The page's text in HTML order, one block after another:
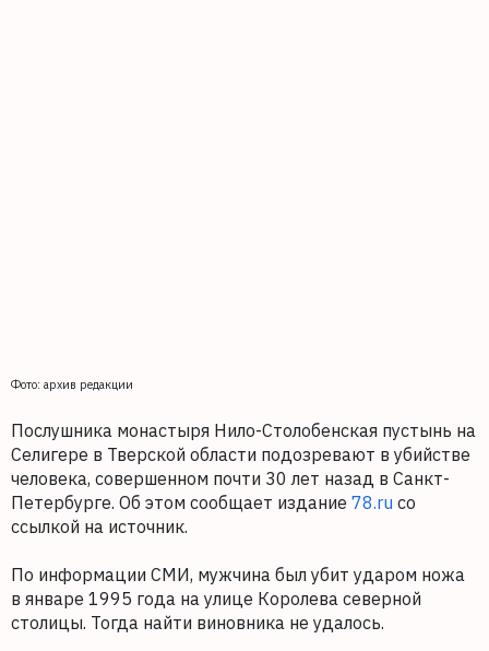
Фото: архив редакции
Послушника монастыря Нило-Столобенская пустынь на
Селигере в Тверской области подозревают в убийстве
человека, совершенном почти 30 лет назад в Санкт-
Петербурге. Об этом сообщает издание 78.ru со
ссылкой на источник.
По информации СМИ, мужчина был убит ударом ножа
в январе 1995 года на улице Королева северной
столицы. Тогда найти виновника не удалось.